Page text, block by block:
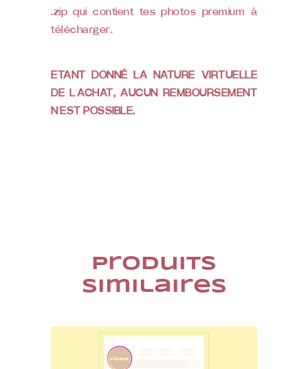
.zip qui contient tes photos premium à
télécharger.
ETANT DONNÉ LA NATURE VIRTUELLE
DE L’ACHAT, AUCUN REMBOURSEMENT
N’EST POSSIBLE.
Produits
similaires